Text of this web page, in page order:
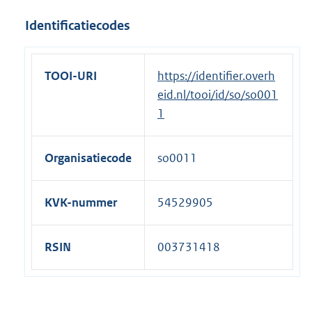
r
n
Identificatiecodes
TOOI-URI
https://identifier.overh
eid.nl/tooi/id/so/so001
1
Organisatiecode so0011
KVK-nummer 54529905
RSIN 003731418